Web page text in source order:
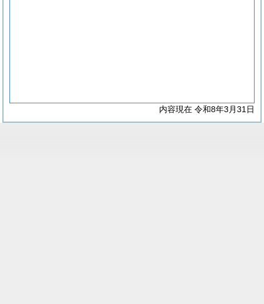
内容現在 令和8年3月31日